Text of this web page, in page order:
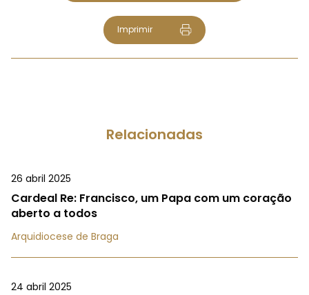
Imprimir
Relacionadas
26 abril 2025
Cardeal Re: Francisco, um Papa com um coração
aberto a todos
Arquidiocese de Braga
24 abril 2025